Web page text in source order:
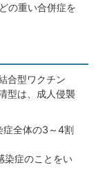
の重い合併症を
合型ワクチン
型は、成人侵襲
全体の3～4割
染症のことをい